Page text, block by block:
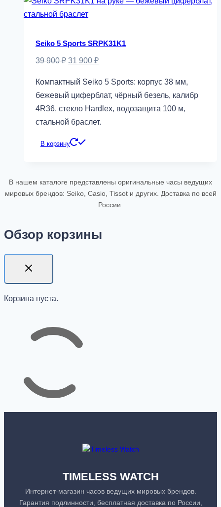
Seiko 5 Sports SRPK31K1
39 900₽ Первоначальная
составляла
39
900 ₽.
31 900 ₽Текущая
31
900 ₽.
Компактный Seiko 5 Sports: корпус 38 мм,
бежевый циферблат, чёрный безель, калибр
4R36, стекло Hardlex, водозащита 100 м,
стальной браслет.
В корзину
В нашем каталоге представлены оригинальные часы ведущих
мировых брендов: Seiko, Casio, Tissot и других. Доставка по всей
России.
Обзор корзины
Корзина пуста.
TIMELESS WATCH
Интернет-магазин часов ведущих мировых брендов.
Гарантия подлинности, бесплатная доставка по России,